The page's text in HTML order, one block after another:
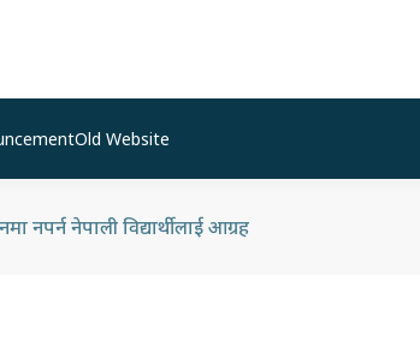
Old Website
नपर्न नेपाली विद्यार्थीलाई आग्रह